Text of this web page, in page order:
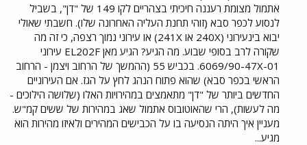
אתמול מצומת רעננה חיכיתי בצהריים לקו 149 של "דן", בשביל
לנסוע לכפר סבא (זוהי תחנת העליה האחרונה שלו). חשבתי שאולי
יבוא בינעירוני (240X או 241X) או עירוני נמוך רצפה, כי זה מה
שקורה לרב בסופי שבוע. מה הגיע? הגיע מאן EL202F עירוני
6069/90-47X-01. בכביש 55 (ההמשך של הרחוב ויצמן - הרחוב
הראשי בכפר סבא) שהוא פתוח הנהג לחץ על הגז. אם העירוניים
החדשים ביותר של "דן" מתאמצים במהירויות האלו (שלושה הילוכים -
מה לעשות), הרי שהאוטובוס אתמול שאג במהירות של ששים קמ"ש.
מעניין איך היתה הנסיעה בו על הכבישים המהירים ולאיזו מהירות הוא
מגיע...